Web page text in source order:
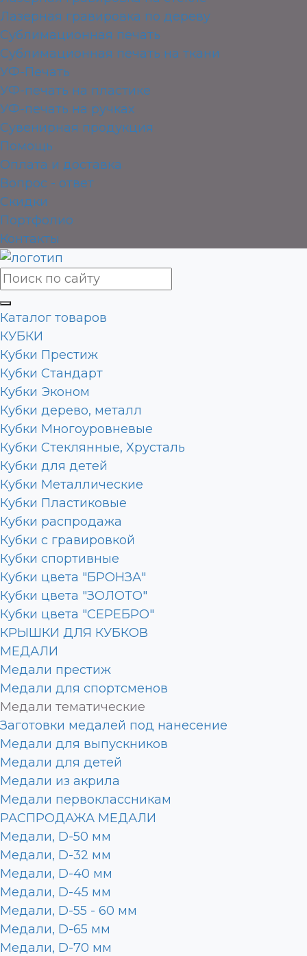
Лазерная гравировка по дереву
Сублимационная печать
Сублимационная печать на ткани
УФ-Печать
УФ-печать на пластике
УФ-печать на ручках
Сувенирная продукция
Помощь
Оплата и доставка
Вопрос - ответ
Скидки
Портфолио
Контакты
Каталог товаров
КУБКИ
Кубки Престиж
Кубки Стандарт
Кубки Эконом
Кубки дерево, металл
Кубки Многоуровневые
Кубки Стеклянные, Хрусталь
Кубки для детей
Кубки Металлические
Кубки Пластиковые
Кубки распродажа
Кубки с гравировкой
Кубки спортивные
Кубки цвета "БРОНЗА"
Кубки цвета "ЗОЛОТО"
Кубки цвета "СЕРЕБРО"
КРЫШКИ ДЛЯ КУБКОВ
МЕДАЛИ
Медали престиж
Медали для спортсменов
Медали тематические
Заготовки медалей под нанесение
Медали для выпускников
Медали для детей
Медали из акрила
Медали первоклассникам
РАСПРОДАЖА МЕДАЛИ
Медали, D-50 мм
Медали, D-32 мм
Медали, D-40 мм
Медали, D-45 мм
Медали, D-55 - 60 мм
Медали, D-65 мм
Медали, D-70 мм